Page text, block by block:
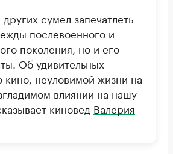
сумел запечатлеть
послевоенного и
поколения, но и его
Об удивительных
кино, неуловимой жизни на
влиянии на нашу
киновед Валерия